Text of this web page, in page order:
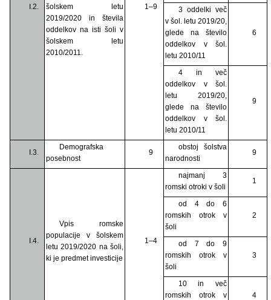
I.2.
šolskem letu
2019/2020 in števila
oddelkov na isti šoli v
šolskem letu
2010/2011.
1–9
3 oddelki več
v šol. letu 2019/20,
glede na število
oddelkov v šol.
letu 2010/11
6
4 in več
oddelkov v šol.
letu 2019/20,
glede na število
oddelkov v šol.
letu 2010/11
9
I.3.
Demografska
posebnost
9
obstoj šolstva
narodnosti
9
I.4.
Vpis romske
populacije v šolskem
letu 2019/2020 na šoli,
ki je predmet investicije
1–4
najmanj 3
romski otroki v šoli
1
od 4 do 6
romskih otrok v
šoli
2
od 7 do 9
romskih otrok v
šoli
3
10 in več
romskih otrok v
4